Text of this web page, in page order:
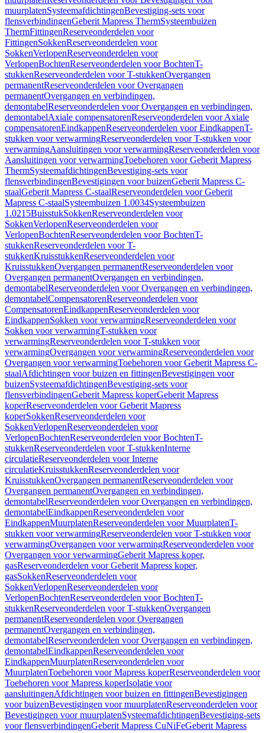
muurplatenSysteemafdichtingenBevestiging-sets voor
flensverbindingenGeberit Mapress ThermSysteembuizen
ThermFittingenReserveonderdelen voor
FittingenSokkenReserveonderdelen voor
SokkenVerlopenReserveonderdelen voor
VerlopenBochtenReserveonderdelen voor BochtenT-
stukkenReserveonderdelen voor T-stukkenOvergangen
permanentReserveonderdelen voor Overgangen
permanentOvergangen en verbindingen,
demontabelReserveonderdelen voor Overgangen en verbindingen,
demontabelAxiale compensatorenReserveonderdelen voor Axiale
compensatorenEindkappenReserveonderdelen voor EindkappenT-
stukken voor verwarmingReserveonderdelen voor T-stukken voor
verwarmingAansluitingen voor verwarmingReserveonderdelen voor
Aansluitingen voor verwarmingToebehoren voor Geberit Mapress
ThermSysteemafdichtingenBevestiging-sets voor
flensverbindingenBevestigingen voor buizenGeberit Mapress C-
staalGeberit Mapress C-staalReserveonderdelen voor Geberit
Mapress C-staalSysteembuizen 1.0034Systeembuizen
1.0215BuisstukSokkenReserveonderdelen voor
SokkenVerlopenReserveonderdelen voor
VerlopenBochtenReserveonderdelen voor BochtenT-
stukkenReserveonderdelen voor T-
stukkenKruisstukkenReserveonderdelen voor
KruisstukkenOvergangen permanentReserveonderdelen voor
Overgangen permanentOvergangen en verbindingen,
demontabelReserveonderdelen voor Overgangen en verbindingen,
demontabelCompensatorenReserveonderdelen voor
CompensatorenEindkappenReserveonderdelen voor
EindkappenSokken voor verwarmingReserveonderdelen voor
Sokken voor verwarmingT-stukken voor
verwarmingReserveonderdelen voor T-stukken voor
verwarmingOvergangen voor verwarmingReserveonderdelen voor
Overgangen voor verwarmingToebehoren voor Geberit Mapress C-
staalAfdichtingen voor buizen en fittingenBevestigingen voor
buizenSysteemafdichtingenBevestiging-sets voor
flensverbindingenGeberit Mapress koperGeberit Mapress
koperReserveonderdelen voor Geberit Mapress
koperSokkenReserveonderdelen voor
SokkenVerlopenReserveonderdelen voor
VerlopenBochtenReserveonderdelen voor BochtenT-
stukkenReserveonderdelen voor T-stukkenInterne
circulatieReserveonderdelen voor Interne
circulatieKruisstukkenReserveonderdelen voor
KruisstukkenOvergangen permanentReserveonderdelen voor
Overgangen permanentOvergangen en verbindingen,
demontabelReserveonderdelen voor Overgangen en verbindingen,
demontabelEindkappenReserveonderdelen voor
EindkappenMuurplatenReserveonderdelen voor MuurplatenT-
stukken voor verwarmingReserveonderdelen voor T-stukken voor
verwarmingOvergangen voor verwarmingReserveonderdelen voor
Overgangen voor verwarmingGeberit Mapress koper,
gasReserveonderdelen voor Geberit Mapress koper,
gasSokkenReserveonderdelen voor
SokkenVerlopenReserveonderdelen voor
VerlopenBochtenReserveonderdelen voor BochtenT-
stukkenReserveonderdelen voor T-stukkenOvergangen
permanentReserveonderdelen voor Overgangen
permanentOvergangen en verbindingen,
demontabelReserveonderdelen voor Overgangen en verbindingen,
demontabelEindkappenReserveonderdelen voor
EindkappenMuurplatenReserveonderdelen voor
MuurplatenToebehoren voor Mapress koperReserveonderdelen voor
Toebehoren voor Mapress koperIsolatie voor
aansluitingenAfdichtingen voor buizen en fittingenBevestigingen
voor buizenBevestigingen voor muurplatenReserveonderdelen voor
Bevestigingen voor muurplatenSysteemafdichtingenBevestiging-sets
voor flensverbindingenGeberit Mapress CuNiFeGeberit Mapress